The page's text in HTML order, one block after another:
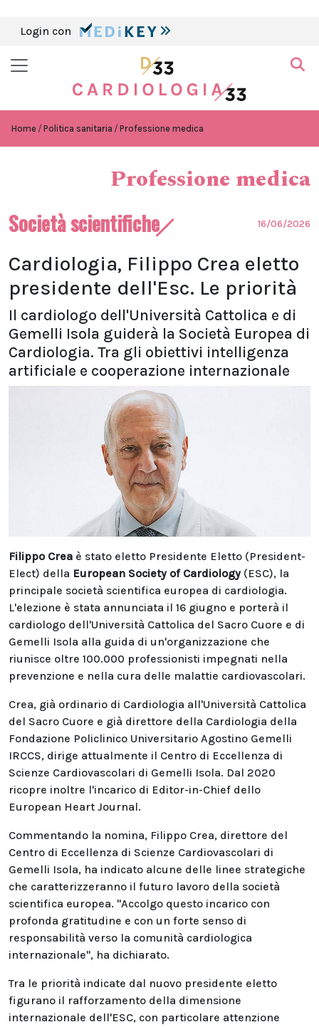
Login con
Home Politica sanitaria Professione medica
Professione medica
Società scientifiche 16/06/2026
Cardiologia, Filippo Crea eletto
presidente dell'Esc. Le priorità
Il cardiologo dell'Università Cattolica e di
Gemelli Isola guiderà la Società Europea di
Cardiologia. Tra gli obiettivi intelligenza
artificiale e cooperazione internazionale
Filippo Crea è stato eletto Presidente Eletto (President-
Elect) della European Society of Cardiology(ESC), la
principale società scientifica europea di cardiologia.
L'elezione è stata annunciata il 16 giugno e porterà il
cardiologo dell'Università Cattolica del Sacro Cuore e di
Gemelli Isola alla guida di un'organizzazione che
riunisce oltre 100.000 professionisti impegnati nella
prevenzione e nella cura delle malattie cardiovascolari.
Crea, già ordinario di Cardiologia all'Università Cattolica
del Sacro Cuore e già direttore della Cardiologia della
Fondazione Policlinico Universitario Agostino Gemelli
IRCCS, dirige attualmente il Centro di Eccellenza di
Scienze Cardiovascolari di Gemelli Isola. Dal 2020
ricopre inoltre l'incarico di Editor-in-Chief dello
European Heart Journal.
Commentando la nomina, Filippo Crea, direttore del
Centro di Eccellenza di Scienze Cardiovascolari di
Gemelli Isola, ha indicato alcune delle linee strategiche
che caratterizzeranno il futuro lavoro della società
scientifica europea. "Accolgo questo incarico con
profonda gratitudine e con un forte senso di
responsabilità verso la comunità cardiologica
internazionale", ha dichiarato.
Tra le priorità indicate dal nuovo presidente eletto
figurano il rafforzamento della dimensione
internazionale dell'ESC, con particolare attenzione